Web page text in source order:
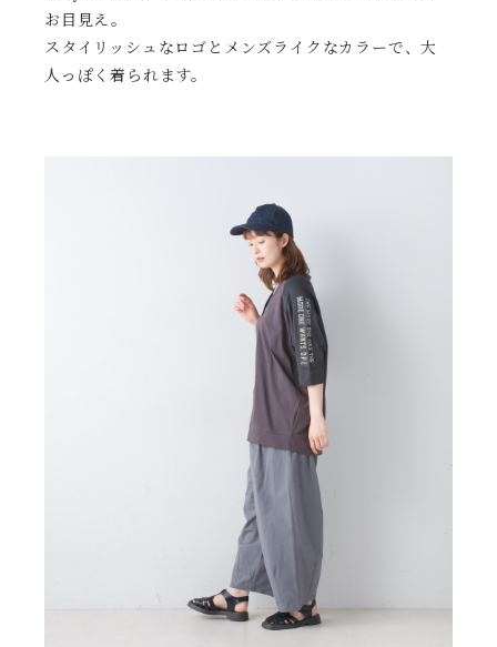
お目見え。
スタイリッシュなロゴとメンズライクなカラーで、大
人っぽく着られます。